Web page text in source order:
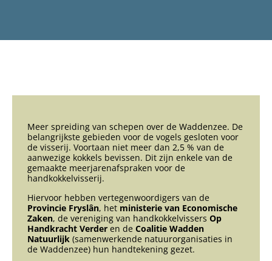
Meer spreiding van schepen over de Waddenzee. De
belangrijkste gebieden voor de vogels gesloten voor
de visserij. Voortaan niet meer dan 2,5 % van de
aanwezige kokkels bevissen. Dit zijn enkele van de
gemaakte meerjarenafspraken voor de
handkokkelvisserij.
Hiervoor hebben vertegenwoordigers van de
Provincie Fryslân, het ministerie van Economische
Zaken, de vereniging van handkokkelvissers Op
Handkracht Verder en de Coalitie Wadden
Natuurlijk (samenwerkende natuurorganisaties in
de Waddenzee) hun handtekening gezet.